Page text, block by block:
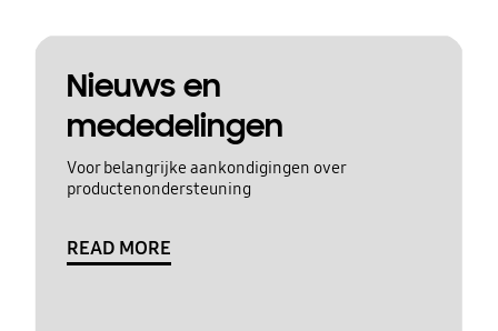
Nieuws en
mededelingen
Voor belangrijke aankondigingen over
productenondersteuning
READ MORE